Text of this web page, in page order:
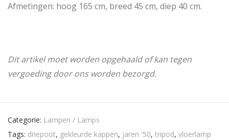
Afmetingen: hoog 165 cm, breed 45 cm, diep 40 cm.
Dit artikel moet worden opgehaald of kan tegen
vergoeding door ons worden bezorgd.
Categorie: Lampen / Lamps
Tags: driepoot, gekleurde kappen, jaren '50, tripod, vloerlamp